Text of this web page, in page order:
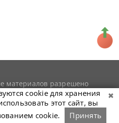
материалов разрешено
наsnookerist.ru
cookie для хранения
этот сайт, вы
cookie.
Принять